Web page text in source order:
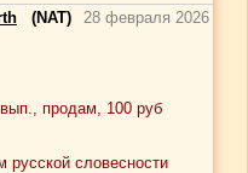
(NAT) 28 февраля 2026
продам, 100 руб
словесности